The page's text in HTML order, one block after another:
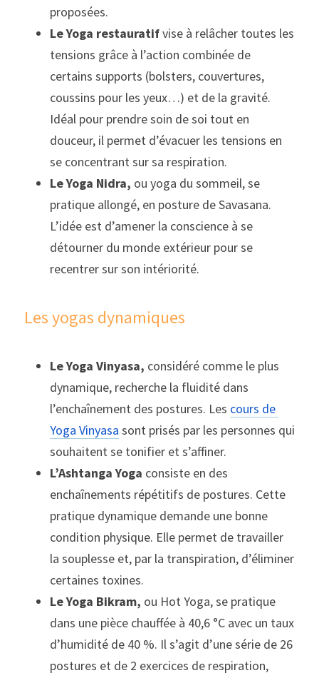
proposées.
Le Yoga restauratif vise à relâcher toutes les
tensions grâce à l’action combinée de
certains supports (bolsters, couvertures,
coussins pour les yeux…) et de la gravité.
Idéal pour prendre soin de soi tout en
douceur, il permet d’évacuer les tensions en
se concentrant sur sa respiration.
Le Yoga Nidra, ou yoga du sommeil, se
pratique allongé, en posture de Savasana.
L’idée est d’amener la conscience à se
détourner du monde extérieur pour se
recentrer sur son intériorité.
Les yogas dynamiques
Le Yoga Vinyasa, considéré comme le plus
dynamique, recherche la fluidité dans
l’enchaînement des postures. Les cours de
Yoga Vinyasa sont prisés par les personnes qui
souhaitent se tonifier et s’affiner.
L’Ashtanga Yoga consiste en des
enchaînements répétitifs de postures. Cette
pratique dynamique demande une bonne
condition physique. Elle permet de travailler
la souplesse et, par la transpiration, d’éliminer
certaines toxines.
Le Yoga Bikram, ou Hot Yoga, se pratique
dans une pièce chauffée à 40,6 °C avec un taux
d’humidité de 40 %. Il s’agit d’une série de 26
postures et de 2 exercices de respiration,